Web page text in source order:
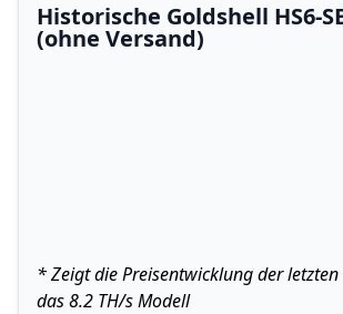
Historische Goldshell HS6-
(ohne Versand)
* Zeigt die Preisentwicklung der
das 8.2 TH/s Modell